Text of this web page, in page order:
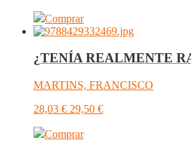
Comprar
¿TENÍA REALMENTE
MARTINS, FRANCISCO
28,03 € 29,50 €
Comprar